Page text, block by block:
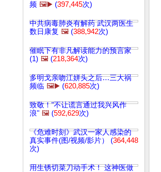
频 🖼️▶️ (397,445次)
中共病毒肺炎有解药 武汉两医生
数日康复 🖼️ (388,942次)
催眠下有非凡解读能力的预言家
(1) 🖼️ (218,364次)
多明戈亲吻江姘头之后…三大祸
频临 🖼️▶️ (620,885次)
致敬！"不让谎言通过我兴风作
浪" 🖼️ (592,629次)
《危难时刻》武汉一家人感染的
真实事件(图/视频/影片） (364,448
次)
用生锈切菜刀动手术！ 这神医做